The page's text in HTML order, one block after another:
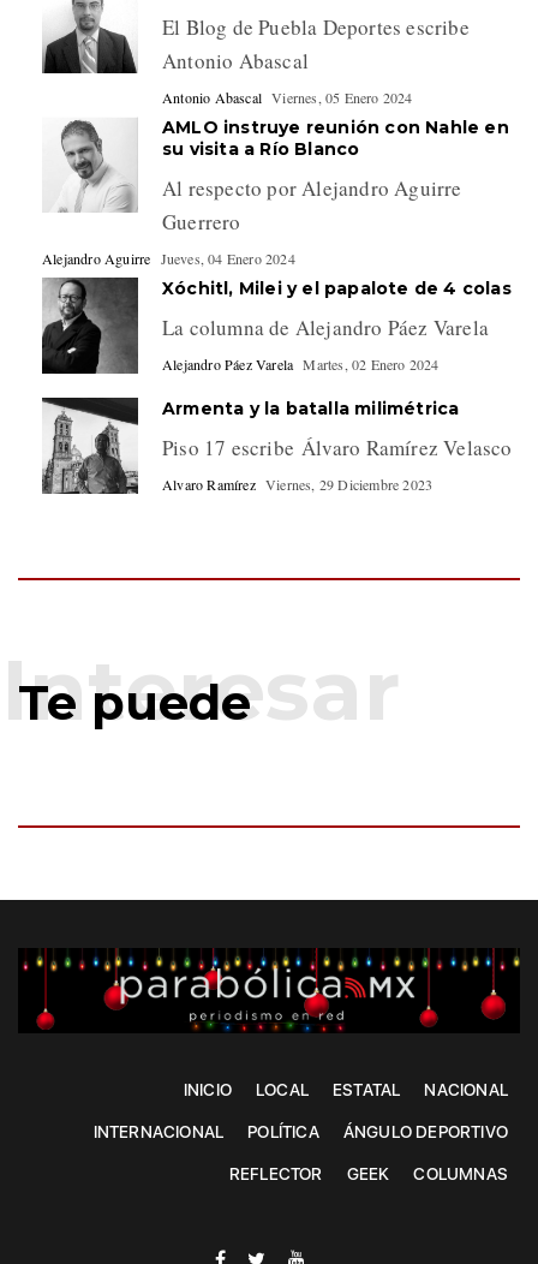
El Blog de Puebla Deportes escribe
Antonio Abascal
Antonio Abascal Viernes, 05 Enero 2024
AMLO instruye reunión con Nahle en
su visita a Río Blanco
Al respecto por Alejandro Aguirre
Guerrero
Alejandro Aguirre Jueves, 04 Enero 2024
Xóchitl, Milei y el papalote de 4 colas
La columna de Alejandro Páez Varela
Alejandro Páez Varela Martes, 02 Enero 2024
Armenta y la batalla milimétrica
Piso 17 escribe Álvaro Ramírez Velasco
Alvaro Ramírez Viernes, 29 Diciembre 2023
Te puede
INICIO LOCAL ESTATAL NACIONAL
INTERNACIONAL POLÍTICA ÁNGULO DEPORTIVO
REFLECTOR GEEK COLUMNAS